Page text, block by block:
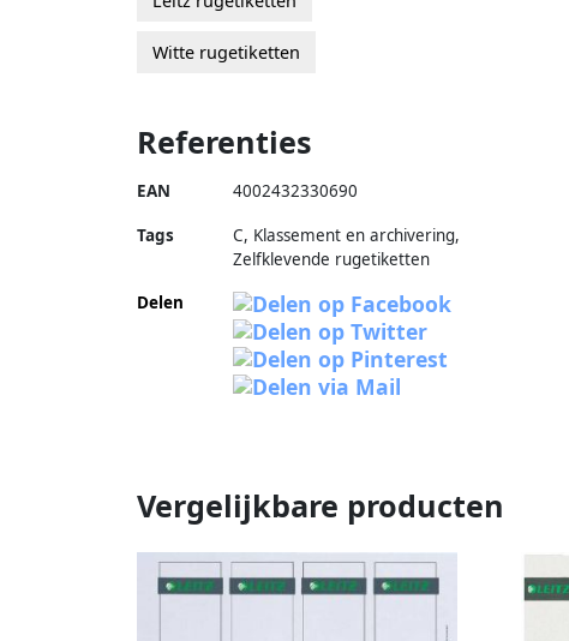
Witte rugetiketten
Referenties
EAN 4002432330690
Tags
C, Klassement en archivering,
Zelfklevende rugetiketten
Delen
Vergelijkbare producten